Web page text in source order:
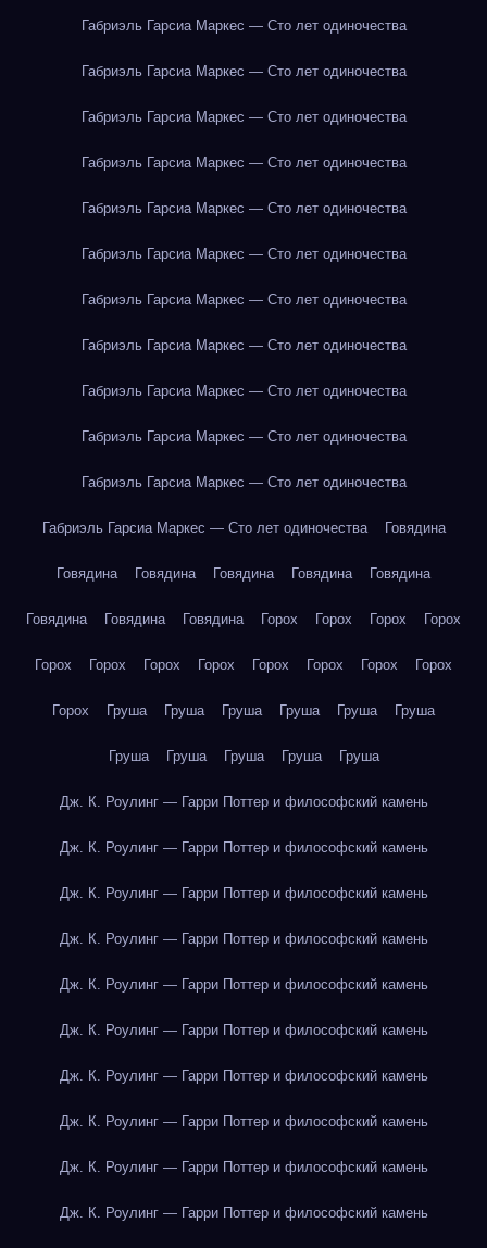
Габриэль Гарсиа Маркес — Сто лет одиночества
Габриэль Гарсиа Маркес — Сто лет одиночества
Габриэль Гарсиа Маркес — Сто лет одиночества
Габриэль Гарсиа Маркес — Сто лет одиночества
Габриэль Гарсиа Маркес — Сто лет одиночества
Габриэль Гарсиа Маркес — Сто лет одиночества
Габриэль Гарсиа Маркес — Сто лет одиночества
Габриэль Гарсиа Маркес — Сто лет одиночества
Габриэль Гарсиа Маркес — Сто лет одиночества
Габриэль Гарсиа Маркес — Сто лет одиночества
Габриэль Гарсиа Маркес — Сто лет одиночества
Габриэль Гарсиа Маркес — Сто лет одиночества Говядина
Говядина Говядина Говядина Говядина Говядина
Говядина Говядина Говядина Горох Горох Горох Горох
Горох Горох Горох Горох Горох Горох Горох Горох
Горох Груша Груша Груша Груша Груша Груша
Груша Груша Груша Груша Груша
Дж. К. Роулинг — Гарри Поттер и философский камень
Дж. К. Роулинг — Гарри Поттер и философский камень
Дж. К. Роулинг — Гарри Поттер и философский камень
Дж. К. Роулинг — Гарри Поттер и философский камень
Дж. К. Роулинг — Гарри Поттер и философский камень
Дж. К. Роулинг — Гарри Поттер и философский камень
Дж. К. Роулинг — Гарри Поттер и философский камень
Дж. К. Роулинг — Гарри Поттер и философский камень
Дж. К. Роулинг — Гарри Поттер и философский камень
Дж. К. Роулинг — Гарри Поттер и философский камень